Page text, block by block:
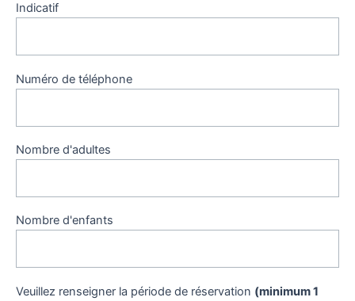
Indicatif
Numéro de téléphone
Nombre d'adultes
Nombre d'enfants
Veuillez renseigner la période de réservation (minimum 1